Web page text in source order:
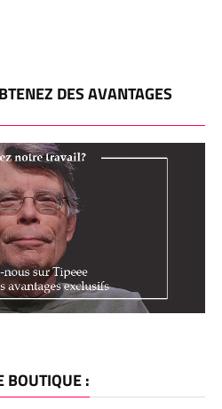
DES AVANTAGES
BOUTIQUE :